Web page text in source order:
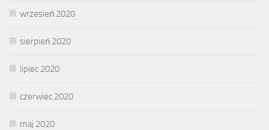
wrzesień 2020
sierpień 2020
lipiec 2020
czerwiec 2020
maj 2020